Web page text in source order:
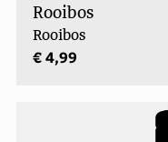
Rooibos
Rooibos
€ 4,99